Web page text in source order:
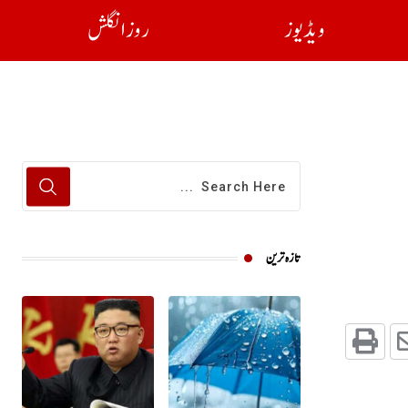
ویڈیوز روز انگلش
تازہ ترین